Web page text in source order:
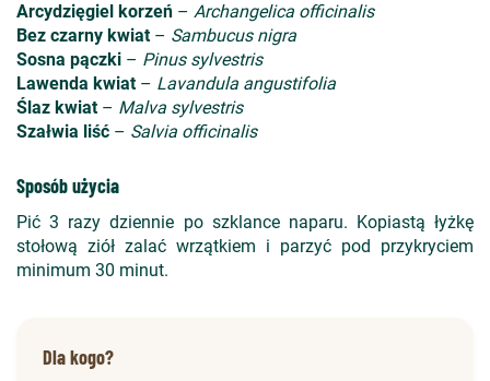
Arcydzięgiel korzeń – Archangelica officinalis
Bez czarny kwiat– Sambucus nigra
Sosna pączki – Pinus sylvestris
Lawenda kwiat– Lavandula angustifolia
Ślaz kwiat– Malva sylvestris
Szałwia liść – Salvia officinalis
Sposób użycia
Pić 3 razy dziennie po szklance naparu. Kopiastą łyżkę
stołową ziół zalać wrzątkiem i parzyć pod przykryciem
minimum 30 minut.
Dla kogo?